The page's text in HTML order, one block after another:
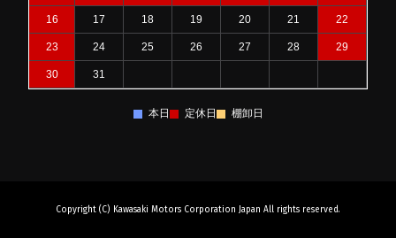
16 17 18 19 20 21 22
23 24 25 26 27 28 29
30 31
本日 定休日 棚卸日
Copyright (C) Kawasaki Motors Corporation Japan All rights reserved.